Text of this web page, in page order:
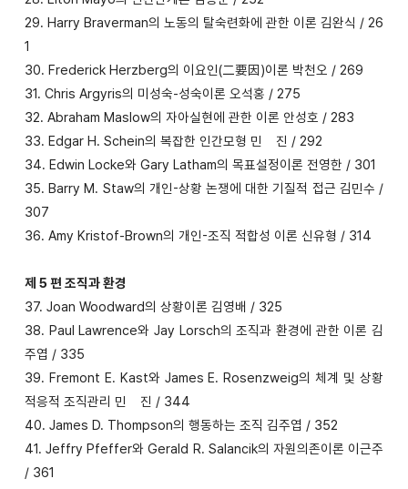
29. Harry Braverman의 노동의 탈숙련화에 관한 이론 김완식 / 26
1
30. Frederick Herzberg의 이요인(二要因)이론 박천오 / 269
31. Chris Argyris의 미성숙-성숙이론 오석홍 / 275
32. Abraham Maslow의 자아실현에 관한 이론 안성호 / 283
33. Edgar H. Schein의 복잡한 인간모형 민 진 / 292
34. Edwin Locke와 Gary Latham의 목표설정이론 전영한 / 301
35. Barry M. Staw의 개인-상황 논쟁에 대한 기질적 접근 김민수 /
307
36. Amy Kristof-Brown의 개인-조직 적합성 이론 신유형 / 314
제 5 편 조직과 환경
37. Joan Woodward의 상황이론 김영배 / 325
38. Paul Lawrence와 Jay Lorsch의 조직과 환경에 관한 이론 김
주엽 / 335
39. Fremont E. Kast와 James E. Rosenzweig의 체계 및 상황
적응적 조직관리 민 진 / 344
40. James D. Thompson의 행동하는 조직 김주엽 / 352
41. Jeffry Pfeffer와 Gerald R. Salancik의 자원의존이론 이근주
/ 361